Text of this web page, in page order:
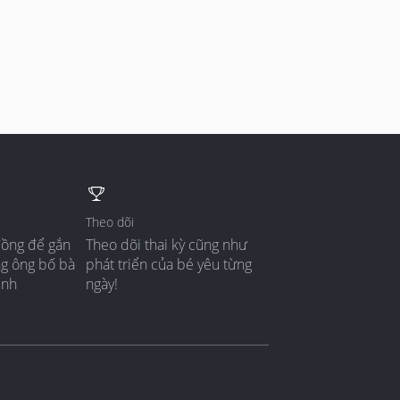
để gắn
ông bố bà
Theo dõi
Theo dõi thai kỳ cũng như
phát triển của bé yêu từng
ngày!